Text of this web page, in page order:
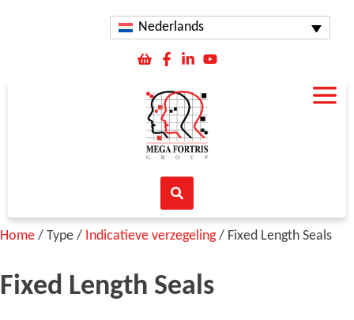
Nederlands
Home / Type / Indicatieve verzegeling/ Fixed Length Seals
Fixed Length Seals